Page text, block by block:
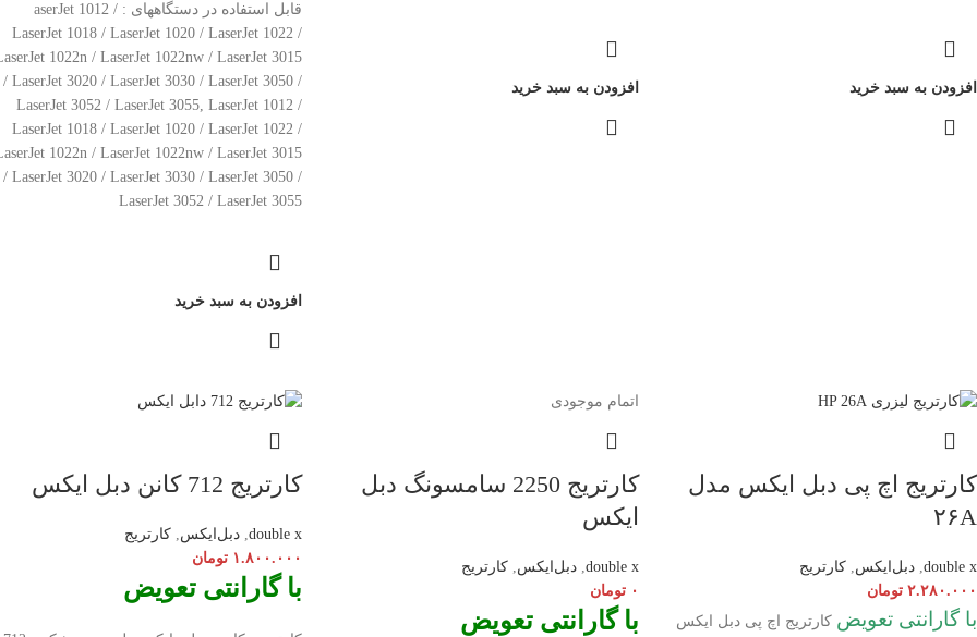
افزودن به سبد خرید افزودن به سبد خرید
قابل استفاده در دستگاههای : aserJet 1012 /
LaserJet 1018 / LaserJet 1020 / LaserJet 1022 /
1022n / LaserJet 1022nw / LaserJet 3015
/ LaserJet 3020 / LaserJet 3030 / LaserJet 3050 /
LaserJet 3052 / LaserJet 3055, LaserJet 1012 /
LaserJet 1018 / LaserJet 1020 / LaserJet 1022 /
1022n / LaserJet 1022nw / LaserJet 3015
/ LaserJet 3020 / LaserJet 3030 / LaserJet 3050 /
LaserJet 3052 / LaserJet 3055
افزودن به سبد خرید
کارتریج اچ پی دبل ایکس مدل
۲۶A
double x
, دبل‌ایکس, کارتریج
۲.۲۸۰.۰۰۰ تومان
با گارانتی تعویض کارتریج اچ پی دبل ایکس
اتمام موجودی
کارتریج 2250 سامسونگ دبل
ایکس
double x
, دبل‌ایکس, کارتریج
۰ تومان
با گارانتی تعویض
کارتریج 712 کانن دبل ایکس
double x
, دبل‌ایکس, کارتریج
۱.۸۰۰.۰۰۰ تومان
با گارانتی تعویض